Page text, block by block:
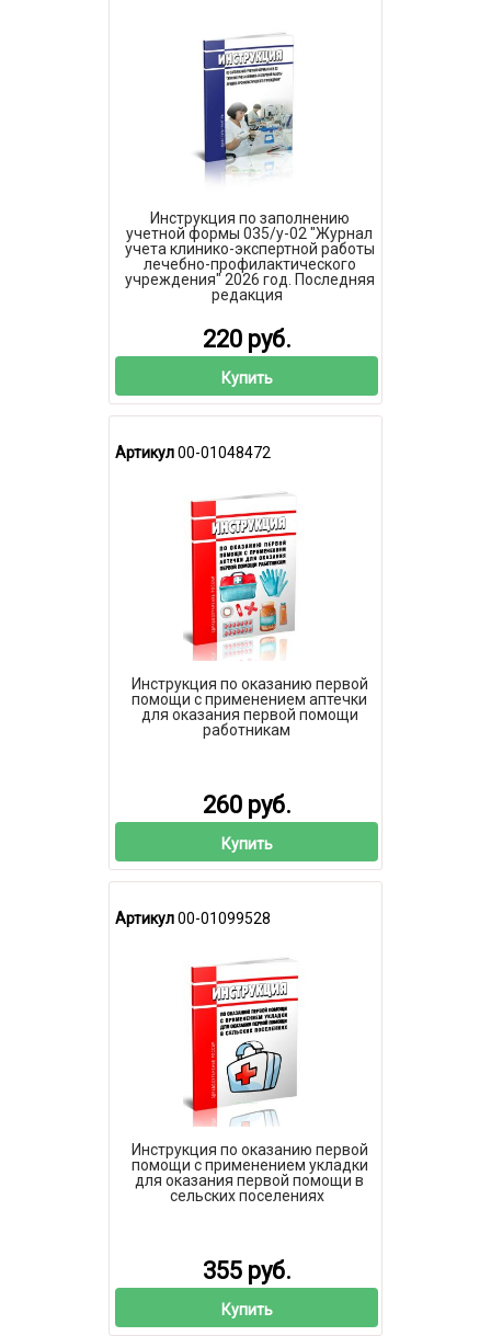
Инструкция по заполнению
учетной формы 035/у-02 "Журнал
учета клинико-экспертной работы
лечебно-профилактического
учреждения" 2026 год. Последняя
редакция
220 руб.
Купить
Артикул00-01048472
Инструкция по оказанию первой
помощи с применением аптечки
для оказания первой помощи
работникам
260 руб.
Купить
Артикул00-01099528
Инструкция по оказанию первой
помощи с применением укладки
для оказания первой помощи в
сельских поселениях
355 руб.
Купить